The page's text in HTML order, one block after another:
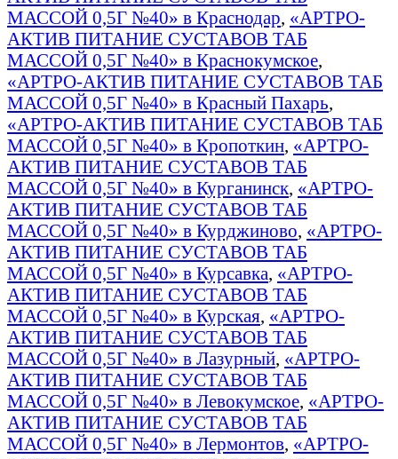
МАССОЙ 0,5Г №40» в Краснодар, «АРТРО-
АКТИВ ПИТАНИЕ СУСТАВОВ ТАБ
МАССОЙ 0,5Г №40» в Краснокумское,
«АРТРО-АКТИВ ПИТАНИЕ СУСТАВОВ ТАБ
МАССОЙ 0,5Г №40» в Красный Пахарь,
«АРТРО-АКТИВ ПИТАНИЕ СУСТАВОВ ТАБ
МАССОЙ 0,5Г №40» в Кропоткин, «АРТРО-
АКТИВ ПИТАНИЕ СУСТАВОВ ТАБ
МАССОЙ 0,5Г №40» в Курганинск, «АРТРО-
АКТИВ ПИТАНИЕ СУСТАВОВ ТАБ
МАССОЙ 0,5Г №40» в Курджиново, «АРТРО-
АКТИВ ПИТАНИЕ СУСТАВОВ ТАБ
МАССОЙ 0,5Г №40» в Курсавка, «АРТРО-
АКТИВ ПИТАНИЕ СУСТАВОВ ТАБ
МАССОЙ 0,5Г №40» в Курская, «АРТРО-
АКТИВ ПИТАНИЕ СУСТАВОВ ТАБ
МАССОЙ 0,5Г №40» в Лазурный, «АРТРО-
АКТИВ ПИТАНИЕ СУСТАВОВ ТАБ
МАССОЙ 0,5Г №40» в Левокумское, «АРТРО-
АКТИВ ПИТАНИЕ СУСТАВОВ ТАБ
МАССОЙ 0,5Г №40» в Лермонтов, «АРТРО-